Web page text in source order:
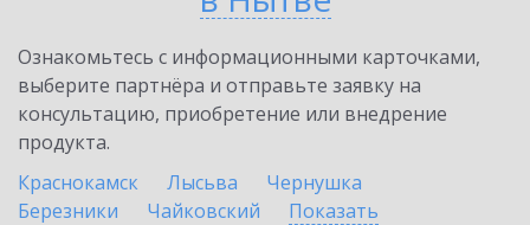
Ознакомьтесь с информационными карточками,
выберите партнёра и отправьте заявку на
консультацию, приобретение или внедрение
продукта.
Краснокамск
Лысьва
Чернушка
Березники
Чайковский
Показать